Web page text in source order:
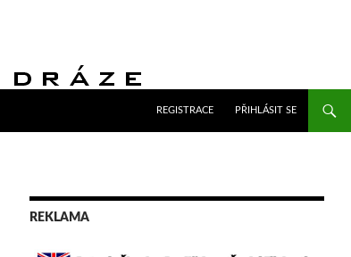
REGISTRACE
PŘIHLÁSIT SE
REKLAMA